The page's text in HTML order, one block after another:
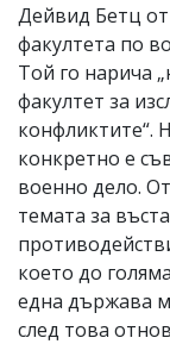
Дейвид Бетц
факултета по
Той го нарича
факултет за
конфликтите“.
конкретно е
военно дело.
темата за
което до
една държава
след това